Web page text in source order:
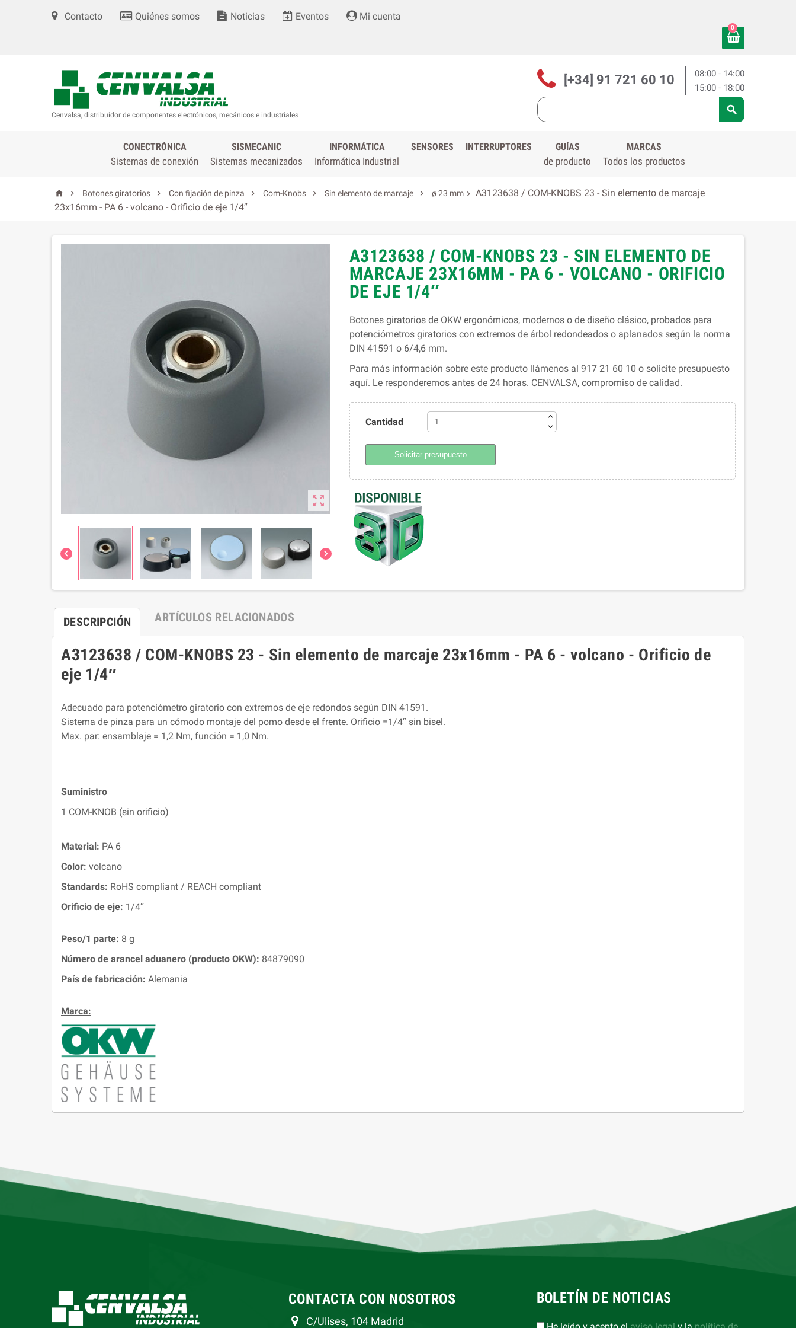
Contacto Quiénes somos Noticias Eventos Mi cuenta
0
Cenvalsa, distribuidor de componentes electrónicos, mecánicos e industriales
08:00 - 14:00
15:00 - 18:00
[+34] 91 721 60 10

CONECTRÓNICA
Sistemas de conexión
SISMECANIC
Sistemas mecanizados
INFORMÁTICA
Informática Industrial
SENSORES INTERRUPTORES GUÍAS
de producto
MARCAS
Todos los productos
  Botones giratorios  Con fijación de pinza  Com-Knobs  Sin elemento de marcaje  ø 23 mm  A3123638 / COM-KNOBS 23 - Sin elemento de marcaje
23x16mm - PA 6 - volcano - Orificio de eje 1/4″

 
A3123638 / COM-KNOBS 23 - SIN ELEMENTO DE
MARCAJE 23X16MM - PA 6 - VOLCANO - ORIFICIO
DE EJE 1/4″
Botones giratorios de OKW ergonómicos, modernos o de diseño clásico, probados para
potenciómetros giratorios con extremos de árbol redondeados o aplanados según la norma
DIN 41591 o 6/4,6 mm.
Para más información sobre este producto llámenos al 917 21 60 10 o solicite presupuesto
aquí. Le responderemos antes de 24 horas. CENVALSA, compromiso de calidad.
Cantidad
Solicitar presupuesto
DESCRIPCIÓN ARTÍCULOS RELACIONADOS
A3123638 / COM-KNOBS 23 - Sin elemento de marcaje 23x16mm - PA 6 - volcano - Orificio de
eje 1/4″
Adecuado para potenciómetro giratorio con extremos de eje redondos según DIN 41591.
Sistema de pinza para un cómodo montaje del pomo desde el frente. Orificio =1/4″ sin bisel.
Max. par: ensamblaje = 1,2 Nm, función = 1,0 Nm.
Suministro
1 COM-KNOB (sin orificio)
Material: PA 6
Color: volcano
Standards: RoHS compliant / REACH compliant
Orificio de eje: 1/4″
Peso/1 parte: 8 g
Número de arancel aduanero (producto OKW): 84879090
País de fabricación: Alemania
Marca:
CONTACTA CON NOSOTROS
C/Ulises, 104 Madrid
BOLETÍN DE NOTICIAS